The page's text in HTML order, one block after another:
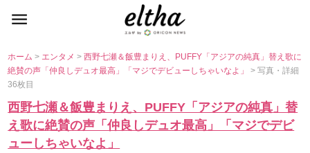
ホーム> エンタメ>西野七瀬＆飯豊まりえ、PUFFY「アジアの純真」替え歌に
絶賛の声「仲良しデュオ最高」「マジでデビューしちゃいなよ」> 写真・詳細
36枚目
西野七瀬＆飯豊まりえ、PUFFY「アジアの純真」替
え歌に絶賛の声「仲良しデュオ最高」「マジでデビ
ューしちゃいなよ」